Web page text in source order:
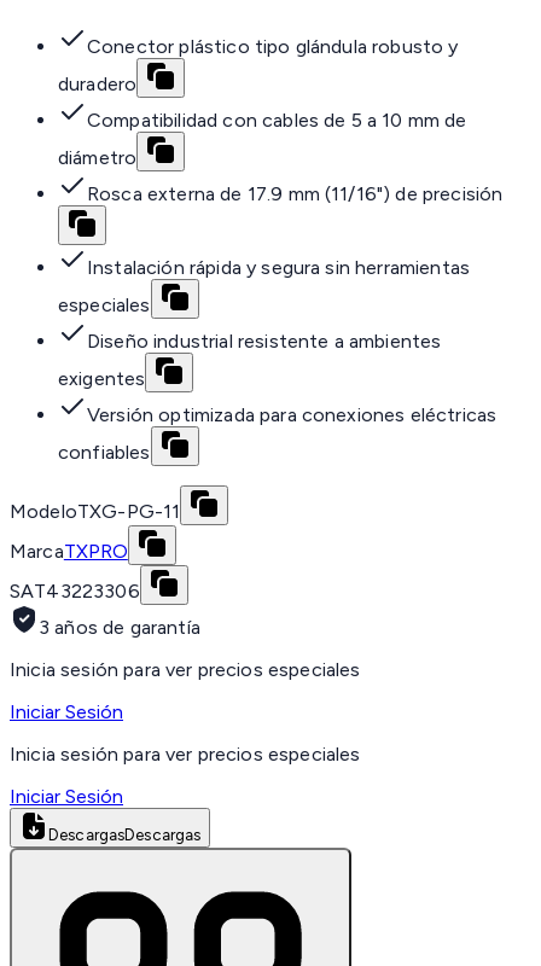
Conector plástico tipo glándula robusto y
duradero
Compatibilidad con cables de 5 a 10 mm de
diámetro
Rosca externa de 17.9 mm (11/16") de precisión
Instalación rápida y segura sin herramientas
especiales
Diseño industrial resistente a ambientes
exigentes
Versión optimizada para conexiones eléctricas
confiables
ModeloTXG-PG-11
MarcaTXPRO
SAT43223306
3 años de garantía
Inicia sesión para ver precios especiales
Iniciar Sesión
Inicia sesión para ver precios especiales
Iniciar Sesión
DescargasDescargas